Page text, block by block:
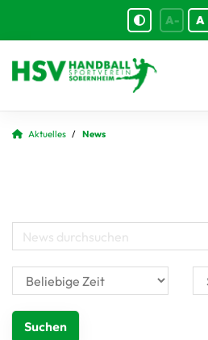
A- A
Aktuelles News